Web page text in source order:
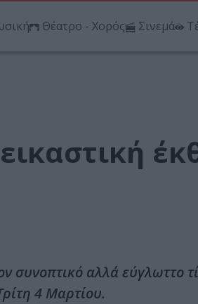
Θέατρο - Χορός Σινεμά
συνοπτικό αλλά εύγλωττο
4 Mαρτίου.